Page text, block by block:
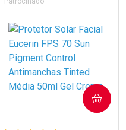
COMPRAR